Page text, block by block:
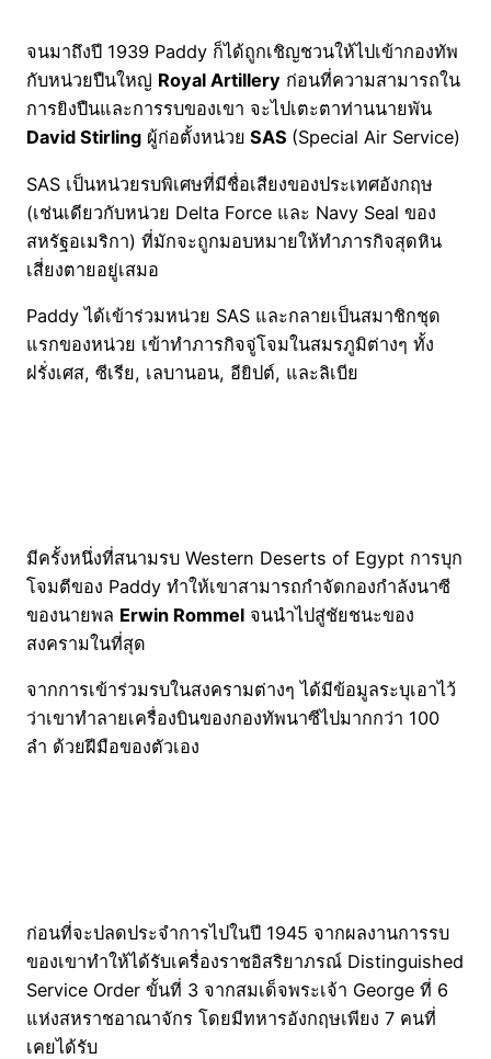
จนมาถึงปี 1939 Paddy ก็ได้ถูกเชิญชวนให้ไปเข้ากองทัพ
กับหน่วยปืนใหญ่ Royal Artillery ก่อนที่ความสามารถใน
การยิงปืนและการรบของเขา จะไปเตะตาท่านนายพัน
David Stirling ผู้ก่อตั้งหน่วย SAS (Special Air Service)
SAS เป็นหน่วยรบพิเศษที่มีชื่อเสียงของประเทศอังกฤษ
(เช่นเดียวกับหน่วย Delta Force และ Navy Seal ของ
สหรัฐอเมริกา) ที่มักจะถูกมอบหมายให้ทำภารกิจสุดหิน
เสี่ยงตายอยู่เสมอ
Paddy ได้เข้าร่วมหน่วย SAS และกลายเป็นสมาชิกชุด
แรกของหน่วย เข้าทำภารกิจจู่โจมในสมรภูมิต่างๆ ทั้ง
ฝรั่งเศส, ซีเรีย, เลบานอน, อียิปต์, และลิเบีย
มีครั้งหนึ่งที่สนามรบ Western Deserts of Egypt การบุก
โจมตีของ Paddy ทำให้เขาสามารถกำจัดกองกำลังนาซี
ของนายพล Erwin Rommel จนนำไปสู่ชัยชนะของ
สงครามในที่สุด
จากการเข้าร่วมรบในสงครามต่างๆ ได้มีข้อมูลระบุเอาไว้
ว่าเขาทำลายเครื่องบินของกองทัพนาซีไปมากกว่า 100
ลำ ด้วยฝีมือของตัวเอง
ก่อนที่จะปลดประจำการไปในปี 1945 จากผลงานการรบ
ของเขาทำให้ได้รับเครื่องราชอิสริยาภรณ์ Distinguished
Service Order ขั้นที่ 3 จากสมเด็จพระเจ้า George ที่ 6
แห่งสหราชอาณาจักร โดยมีทหารอังกฤษเพียง 7 คนที่
เคยได้รับ